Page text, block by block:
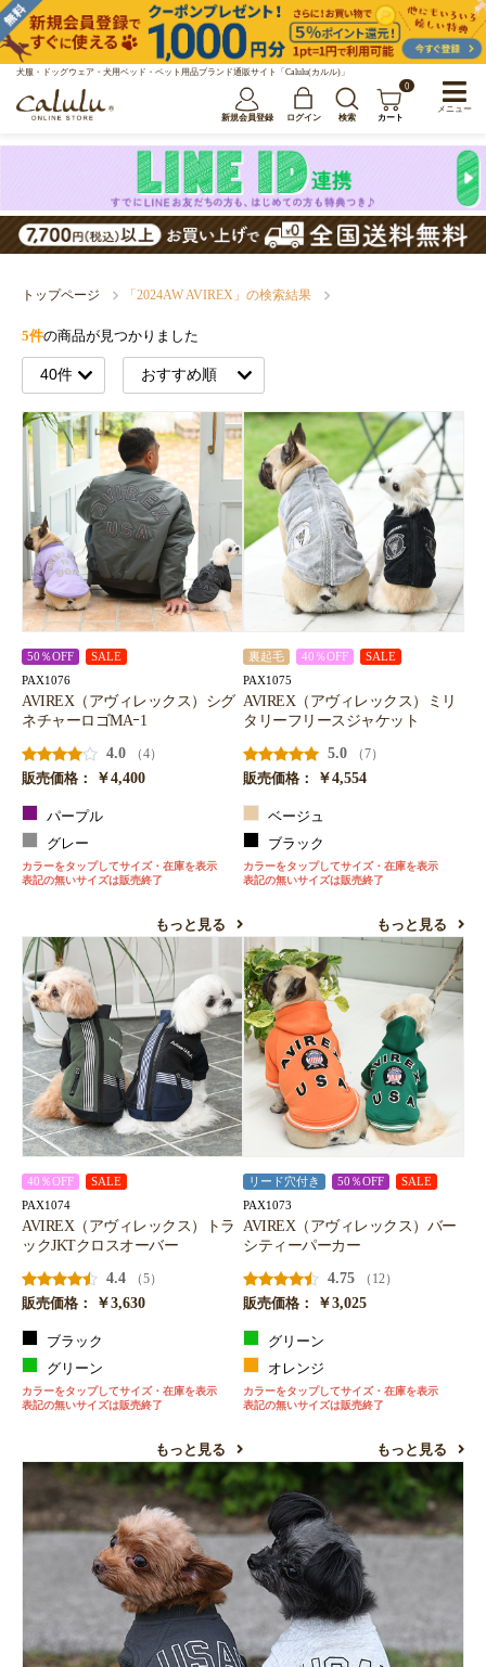
犬服・ドッグウェア・犬用ベッド・ペット用品ブランド通販サイト「Calulu(カルル)」
新規会員登録 ログイン 検索
0
カート
トップページ 「2024AW AVIREX」の検索結果
5件の商品が見つかりました
50％OFF SALE
PAX1076
AVIREX（アヴィレックス）シグ
ネチャーロゴMAｰ1
4.0
（4）
販売価格：
￥4,400
パープル
グレー
カラーをタップしてサイズ・在庫を表示
表記の無いサイズは販売終了
もっと見る
裏起毛 40％OFF SALE
PAX1075
AVIREX（アヴィレックス）ミリ
タリーフリースジャケット
5.0
（7）
販売価格：
￥4,554
ベージュ
ブラック
カラーをタップしてサイズ・在庫を表示
表記の無いサイズは販売終了
もっと見る
40％OFF SALE
PAX1074
AVIREX（アヴィレックス）トラ
ックJKTクロスオーバー
4.4
（5）
販売価格：
￥3,630
ブラック
グリーン
カラーをタップしてサイズ・在庫を表示
表記の無いサイズは販売終了
もっと見る
リード穴付き 50％OFF SALE
PAX1073
AVIREX（アヴィレックス）バー
シティーパーカー
4.75
（12）
販売価格：
￥3,025
グリーン
オレンジ
カラーをタップしてサイズ・在庫を表示
表記の無いサイズは販売終了
もっと見る
メニュー